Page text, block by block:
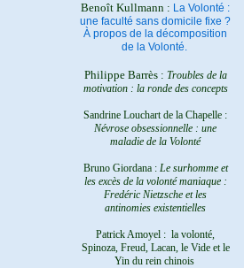
Benoît Kullmann : La Volonté :
une faculté sans domicile fixe ?
À propos de la décomposition
de la Volonté.
Philippe Barrès : Troubles de la
motivation : la ronde des concepts
Sandrine Louchart de la Chapelle :
Névrose obsessionnelle : une
maladie de la Volonté
Bruno Giordana : Le surhomme et
les excès de la volonté maniaque :
Fredéric Nietzsche et les
antinomies existentielles
Patrick Amoyel : la volonté,
Spinoza, Freud, Lacan, le Vide et le
Yin du rein chinois